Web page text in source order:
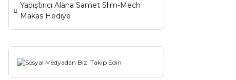
Yapıştırıcı Alana Samet Slim-Mech
Makas Hediye